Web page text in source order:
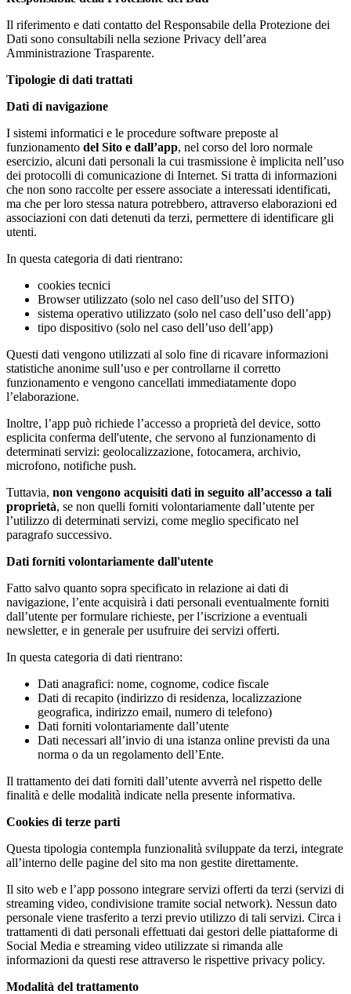
Il riferimento e dati contatto del Responsabile della Protezione dei
Dati sono consultabili nella sezione Privacy dell’area
Amministrazione Trasparente.
Tipologie di dati trattati
Dati di navigazione
I sistemi informatici e le procedure software preposte al
funzionamento del Sito e dall’app, nel corso del loro normale
esercizio, alcuni dati personali la cui trasmissione è implicita nell’uso
dei protocolli di comunicazione di Internet. Si tratta di informazioni
che non sono raccolte per essere associate a interessati identificati,
ma che per loro stessa natura potrebbero, attraverso elaborazioni ed
associazioni con dati detenuti da terzi, permettere di identificare gli
utenti.
In questa categoria di dati rientrano:
cookies tecnici
Browser utilizzato (solo nel caso dell’uso del SITO)
sistema operativo utilizzato (solo nel caso dell’uso dell’app)
tipo dispositivo (solo nel caso dell’uso dell’app)
Questi dati vengono utilizzati al solo fine di ricavare informazioni
statistiche anonime sull’uso e per controllarne il corretto
funzionamento e vengono cancellati immediatamente dopo
l’elaborazione.
Inoltre, l’app può richiede l’accesso a proprietà del device, sotto
esplicita conferma dell'utente, che servono al funzionamento di
determinati servizi: geolocalizzazione, fotocamera, archivio,
microfono, notifiche push.
Tuttavia, non vengono acquisiti dati in seguito all’accesso a tali
proprietà, se non quelli forniti volontariamente dall’utente per
l’utilizzo di determinati servizi, come meglio specificato nel
paragrafo successivo.
Dati forniti volontariamente dall'utente
Fatto salvo quanto sopra specificato in relazione ai dati di
navigazione, l’ente acquisirà i dati personali eventualmente forniti
dall’utente per formulare richieste, per l’iscrizione a eventuali
newsletter, e in generale per usufruire dei servizi offerti.
In questa categoria di dati rientrano:
Dati anagrafici: nome, cognome, codice fiscale
Dati di recapito (indirizzo di residenza, localizzazione
geografica, indirizzo email, numero di telefono)
Dati forniti volontariamente dall’utente
Dati necessari all’invio di una istanza online previsti da una
norma o da un regolamento dell’Ente.
Il trattamento dei dati forniti dall’utente avverrà nel rispetto delle
finalità e delle modalità indicate nella presente informativa.
Cookies di terze parti
Questa tipologia contempla funzionalità sviluppate da terzi, integrate
all’interno delle pagine del sito ma non gestite direttamente.
Il sito web e l’app possono integrare servizi offerti da terzi (servizi di
streaming video, condivisione tramite social network). Nessun dato
personale viene trasferito a terzi previo utilizzo di tali servizi. Circa i
trattamenti di dati personali effettuati dai gestori delle piattaforme di
Social Media e streaming video utilizzate si rimanda alle
informazioni da questi rese attraverso le rispettive privacy policy.
Modalità del trattamento